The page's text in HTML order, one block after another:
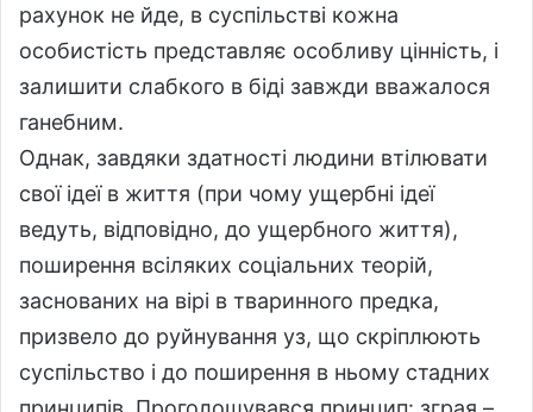
рахунок не йде, в суспільстві кожна
особистість представляє особливу цінність, і
залишити слабкого в біді завжди вважалося
ганебним.
Однак, завдяки здатності людини втілювати
свої ідеї в життя (при чому ущербні ідеї
ведуть, відповідно, до ущербного життя),
поширення всіляких соціальних теорій,
заснованих на вірі в тваринного предка,
призвело до руйнування уз, що скріплюють
суспільство і до поширення в ньому стадних